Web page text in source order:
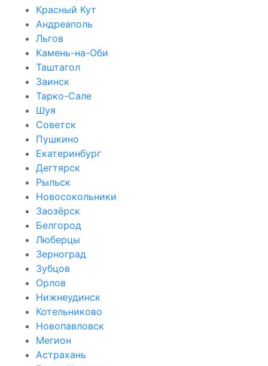
Красный Кут
Андреаполь
Льгов
Камень-на-Оби
Таштагол
Заинск
Тарко-Сале
Шуя
Советск
Пушкино
Екатеринбург
Дегтярск
Рыльск
Новосокольники
Заозёрск
Белгород
Люберцы
Зерноград
Зубцов
Орлов
Нижнеудинск
Котельниково
Новопавловск
Мегион
Астрахань